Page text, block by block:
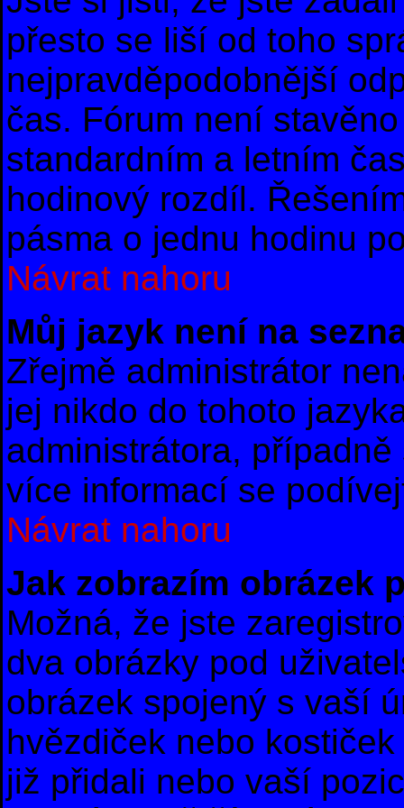
přesto se liší od toho
nejpravděpodobnější
čas. Fórum není
standardním a letním
hodinový rozdíl.
pásma o jednu hodinu
Návrat nahoru
Můj jazyk není na
Zřejmě administrátor
jej nikdo do tohoto
administrátora,
více informací se
Návrat nahoru
Jak zobrazím obrázek
Možná, že jste
dva obrázky pod
obrázek spojený s vaší
hvězdiček nebo
již přidali nebo vaší